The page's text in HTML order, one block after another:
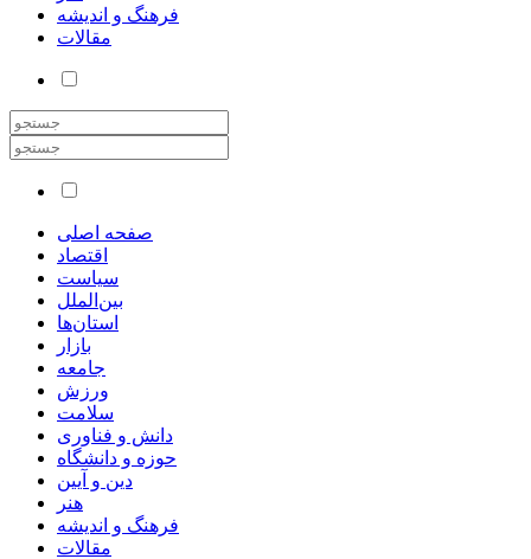
فرهنگ و اندیشه
مقالات
صفحه اصلی
اقتصاد
سیاست
بین‌الملل
استان‌ها
بازار
جامعه
ورزش
سلامت
دانش و فناوری
حوزه و دانشگاه
دین و آیین
هنر
فرهنگ و اندیشه
مقالات